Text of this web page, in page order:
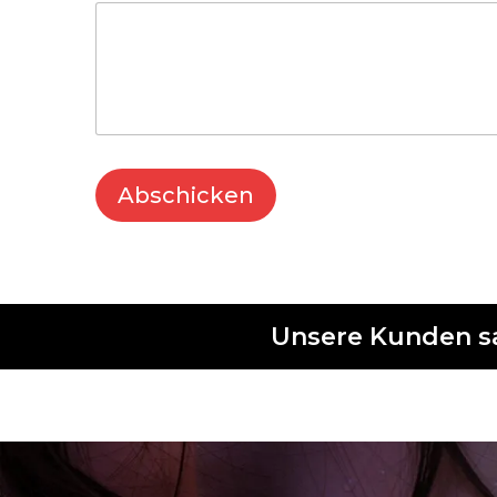
Abschicken
Unsere Kunden